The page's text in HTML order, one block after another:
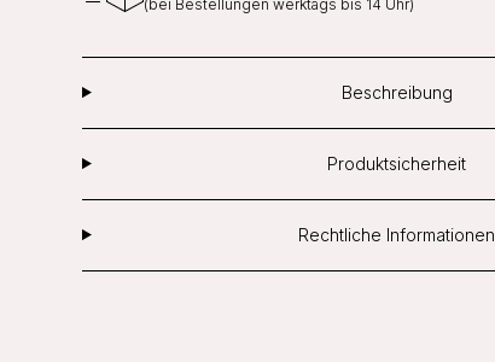
(bei Bestellungen werktags bis 14 Uhr)
Beschreibung
Produktsicherheit
Rechtliche Informationen